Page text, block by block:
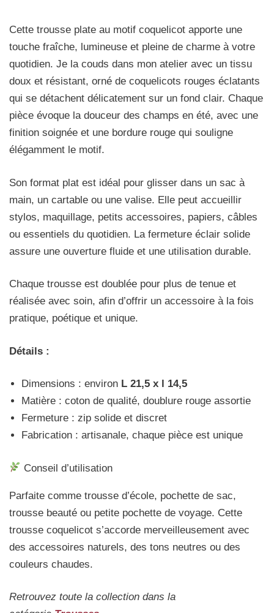
Cette trousse plate au motif coquelicot apporte une
touche fraîche, lumineuse et pleine de charme à votre
quotidien. Je la couds dans mon atelier avec un tissu
doux et résistant, orné de coquelicots rouges éclatants
qui se détachent délicatement sur un fond clair. Chaque
pièce évoque la douceur des champs en été, avec une
finition soignée et une bordure rouge qui souligne
élégamment le motif.
Son format plat est idéal pour glisser dans un sac à
main, un cartable ou une valise. Elle peut accueillir
stylos, maquillage, petits accessoires, papiers, câbles
ou essentiels du quotidien. La fermeture éclair solide
assure une ouverture fluide et une utilisation durable.
Chaque trousse est doublée pour plus de tenue et
réalisée avec soin, afin d’offrir un accessoire à la fois
pratique, poétique et unique.
Détails :
Dimensions : environ L 21,5 x l 14,5
Matière : coton de qualité, doublure rouge assortie
Fermeture : zip solide et discret
Fabrication : artisanale, chaque pièce est unique
Conseil d’utilisation
Parfaite comme trousse d’école, pochette de sac,
trousse beauté ou petite pochette de voyage. Cette
trousse coquelicot s’accorde merveilleusement avec
des accessoires naturels, des tons neutres ou des
couleurs chaudes.
Retrouvez toute la collection dans la